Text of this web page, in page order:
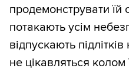
продемонструвати їй
потакають усім
відпускають
не цікавляться колом